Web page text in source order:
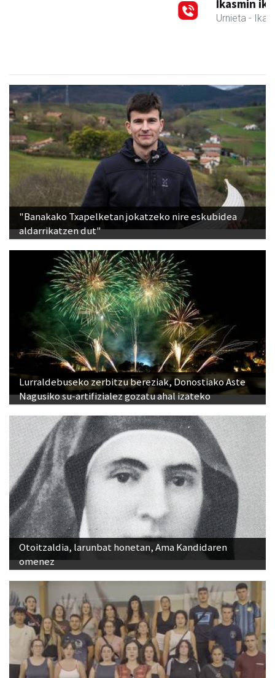
"Banakako Txapelketan jokatzeko nire eskubidea
aldarrikatzen dut"
Lurraldebuseko zerbitzu bereziak, Donostiako Aste
Nagusiko su-artifizialez gozatu ahal izateko
Otoitzaldia, larunbat honetan, Ama Kandidaren
omenez